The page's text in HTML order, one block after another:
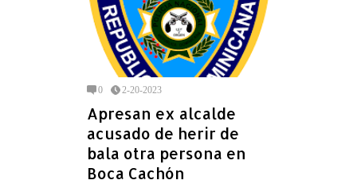
0 2-20-2023
Apresan ex alcalde
acusado de herir de
bala otra persona en
Boca Cachón